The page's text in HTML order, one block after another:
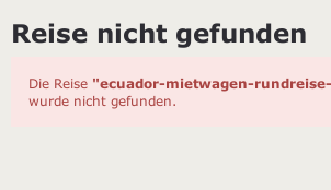
Reise nicht gefunden
Die Reise "ecuador-mietwagen-
wurde nicht gefunden.